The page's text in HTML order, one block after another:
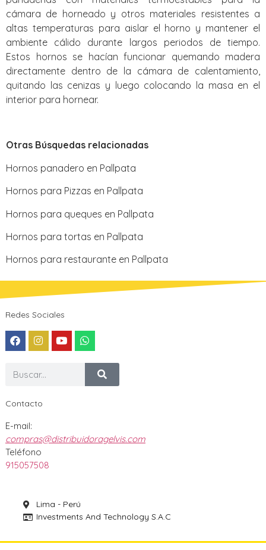
cámara de horneado y otros materiales resistentes a
altas temperaturas para aislar el horno y mantener el
ambiente cálido durante largos periodos de tiempo.
Estos hornos se hacían funcionar quemando madera
directamente dentro de la cámara de calentamiento,
quitando las cenizas y luego colocando la masa en el
interior para hornear.
Otras Búsquedas relacionadas
Hornos panadero en Pallpata
Hornos para Pizzas en Pallpata
Hornos para queques en Pallpata
Hornos para tortas en Pallpata
Hornos para restaurante en Pallpata
Redes Sociales
Contacto
E-mail:
compras@distribuidoragelvis.com
Teléfono
915057508
Lima - Perú
Investments And Technology S.A.C